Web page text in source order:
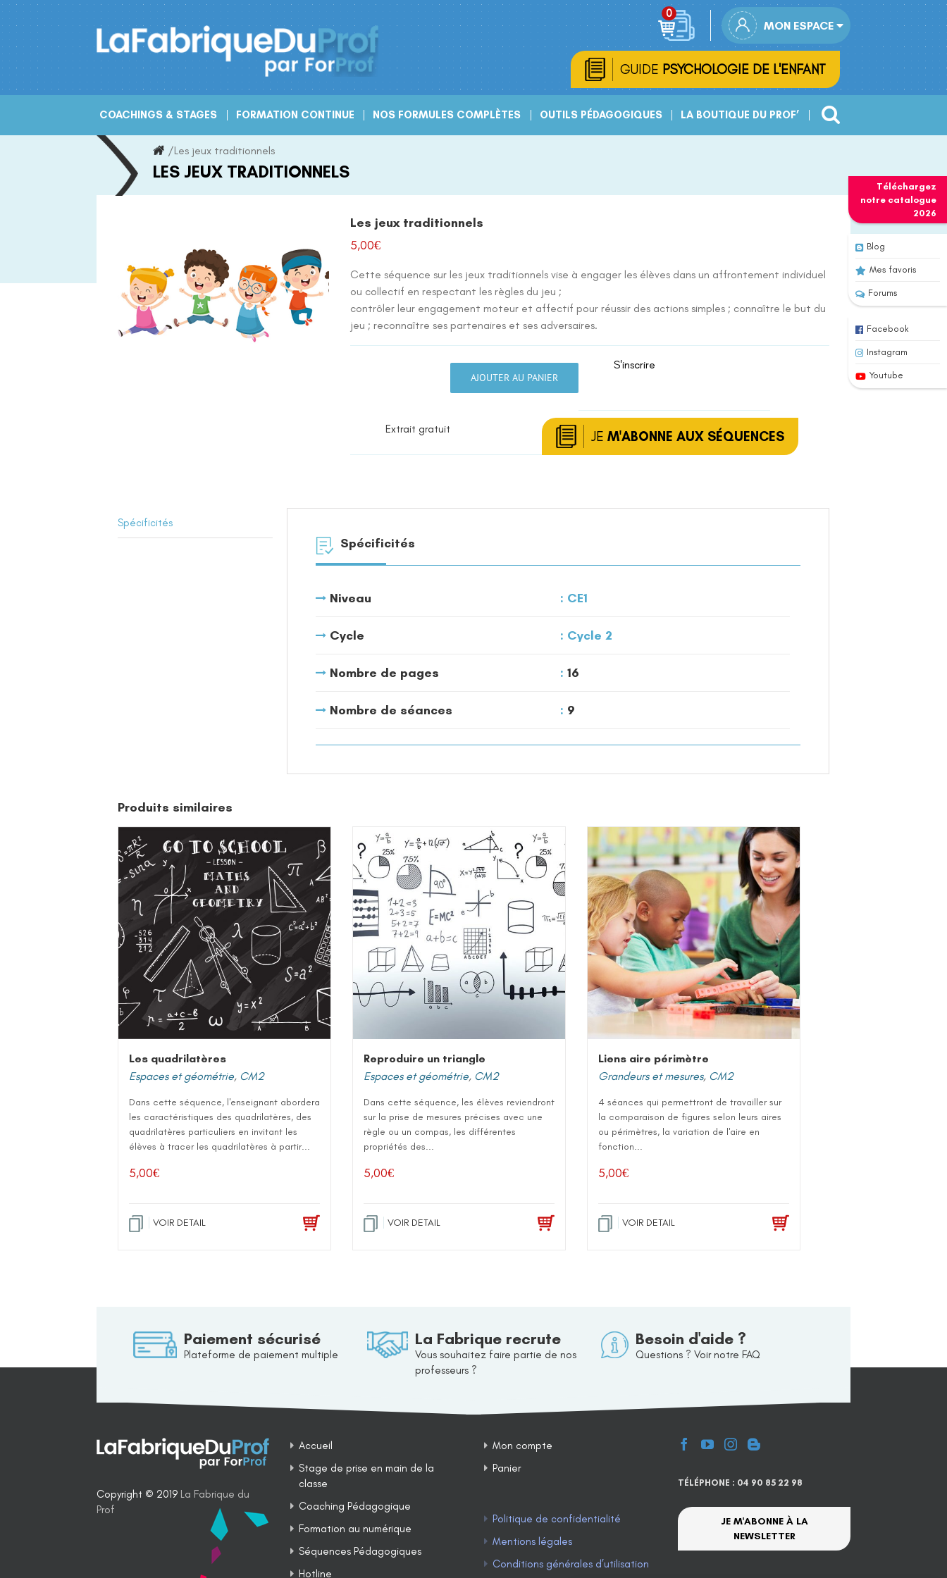
Téléchargez
notre catalogue
2026
Blog
Mes favoris
Forums
Facebook
Instagram
Youtube
Skip
to
MON ESPACE
GUIDE PSYCHOLOGIE DE L'ENFANT
COACHINGS & STAGES FORMATION CONTINUE NOS FORMULES COMPLÈTES OUTILS PÉDAGOGIQUES LA BOUTIQUE DU PROF’
/Les jeux traditionnels
LES JEUX TRADITIONNELS
Les jeux traditionnels
5,00€
Cette séquence sur les jeux traditionnels vise à engager les élèves dans un affrontement individuel
ou collectif en respectant les règles du jeu ;
contrôler leur engagement moteur et affectif pour réussir des actions simples ; connaître le but du
jeu ; reconnaître ses partenaires et ses adversaires.
jeux
AJOUTER AU PANIER
S'inscrire
Extrait gratuit JE M'ABONNE AUX SÉQUENCES
Spécificités
Spécificités
Niveau CE1
Cycle Cycle 2
Nombre de pages 16
Nombre de séances 9
Produits similaires
Les quadrilatères
Espaces et géométrie, CM2
Dans cette séquence, l'enseignant abordera
les caractéristiques des quadrilatères, des
quadrilatères particuliers en invitant les
élèves à tracer les quadrilatères à partir...
5,00€
VOIR DETAIL
Reproduire un triangle
Espaces et géométrie, CM2
Dans cette séquence, les élèves reviendront
sur la prise de mesures précises avec une
règle ou un compas, les différentes
propriétés des...
5,00€
VOIR DETAIL
Liens aire périmètre
Grandeurs et mesures, CM2
4 séances qui permettront de travailler sur
la comparaison de figures selon leurs aires
ou périmètres, la variation de l'aire en
fonction...
5,00€
VOIR DETAIL
Paiement sécurisé
Plateforme de paiement multiple
La Fabrique recrute
Vous souhaitez faire partie de nos
professeurs ?
Besoin d'aide ?
Questions ? Voir notre FAQ
Copyright © 2019 La Fabrique du
Prof
Accueil
Stage de prise en main de la
classe
Coaching Pédagogique
Formation au numérique
Séquences Pédagogiques
Hotline
Mon compte
Panier
Politique de confidentialité
Mentions légales
Conditions générales d’utilisation
TÉLÉPHONE : 04 90 85 22 98
JE M'ABONNE À LA
NEWSLETTER